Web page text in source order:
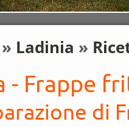
» Ladinia »
- Frappe
di